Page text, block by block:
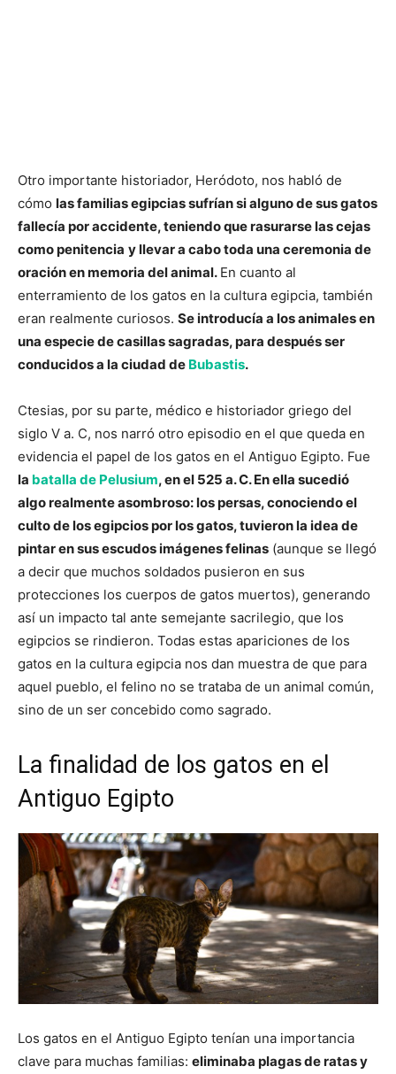
Otro importante historiador, Heródoto, nos habló de
cómo las familias egipcias sufrían si alguno de sus gatos
fallecía por accidente, teniendo que rasurarse las cejas
como penitencia y llevar a cabo toda una ceremonia de
oración en memoria del animal. En cuanto al
enterramiento de los gatos en la cultura egipcia, también
eran realmente curiosos. Se introducía a los animales en
una especie de casillas sagradas, para después ser
conducidos a la ciudad de Bubastis.
Ctesias, por su parte, médico e historiador griego del
siglo V a. C, nos narró otro episodio en el que queda en
evidencia el papel de los gatos en el Antiguo Egipto. Fue
la batalla de Pelusium, en el 525 a. C. En ella sucedió
algo realmente asombroso: los persas, conociendo el
culto de los egipcios por los gatos, tuvieron la idea de
pintar en sus escudos imágenes felinas (aunque se llegó
a decir que muchos soldados pusieron en sus
protecciones los cuerpos de gatos muertos), generando
así un impacto tal ante semejante sacrilegio, que los
egipcios se rindieron. Todas estas apariciones de los
gatos en la cultura egipcia nos dan muestra de que para
aquel pueblo, el felino no se trataba de un animal común,
sino de un ser concebido como sagrado.
La finalidad de los gatos en el
Antiguo Egipto
Los gatos en el Antiguo Egipto tenían una importancia
clave para muchas familias: eliminaba plagas de ratas y